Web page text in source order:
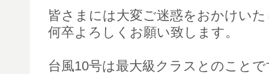
皆さまには大変ご迷惑をおかけい
何卒よろしくお願い致します。
台風10号は最大級クラスとのこと